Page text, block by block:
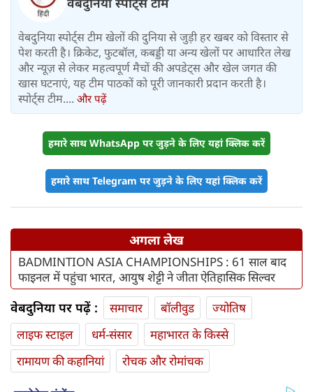
वेबदुनिया स्पोर्ट्स टीम खेलों की दुनिया से जुड़ी हर खबर को विस्तार से
पेश करती है। क्रिकेट, फुटबॉल, कबड्डी या अन्य खेलों पर आधारित लेख
और न्यूज़ से लेकर महत्वपूर्ण मैचों की अपडेट्स और खेल जगत की
खास घटनाएं, यह टीम पाठकों को पूरी जानकारी प्रदान करती है।
स्पोर्ट्स टीम.... और पढ़ें
हमारे साथ WhatsApp पर जुड़ने के लिए यहां क्लिक करें
हमारे साथ Telegram पर जुड़ने के लिए यहां क्लिक करें
अगला लेख
BADMINTION ASIA CHAMPIONSHIPS : 61 साल बाद
फाइनल में पहुंचा भारत, आयुष शेट्टी ने जीता ऐतिहासिक सिल्वर
वेबदुनिया पर पढ़ें : समाचार बॉलीवुड
ज्योतिष
लाइफ स्‍टाइल
धर्म-संसार
महाभारत के किस्से
रामायण की कहानियां
रोचक और रोमांचक